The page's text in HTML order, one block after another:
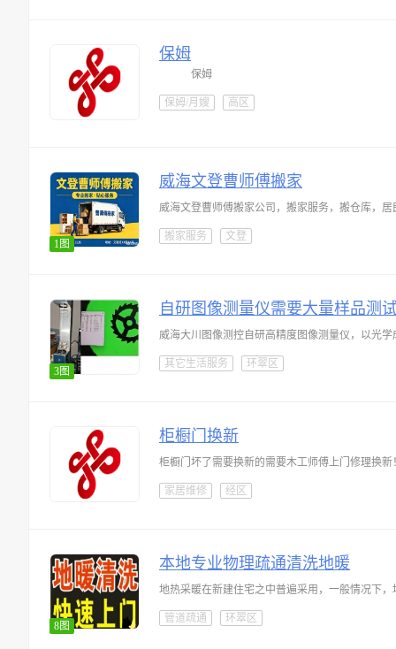
保姆
保姆
保姆/月嫂 高区
1图
威海文登曹师傅搬家
搬家服务 文登
3图
自研图像测量仪需要大量样品测
威海大川图像测控自研高精度图像测量仪，以光
其它生活服务 环翠区
柜橱门换新
柜橱门坏了需要换新的需要木工师傅上门修理换新
家居维修 经区
8图
本地专业物理疏通清洗地暖
地热采暖在新建住宅之中普遍采用，一般情况下
管道疏通 环翠区